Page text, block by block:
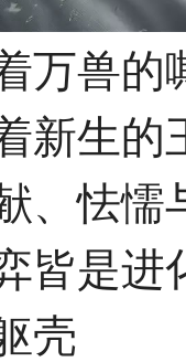
兽的
生的
怯懦
是进
壳